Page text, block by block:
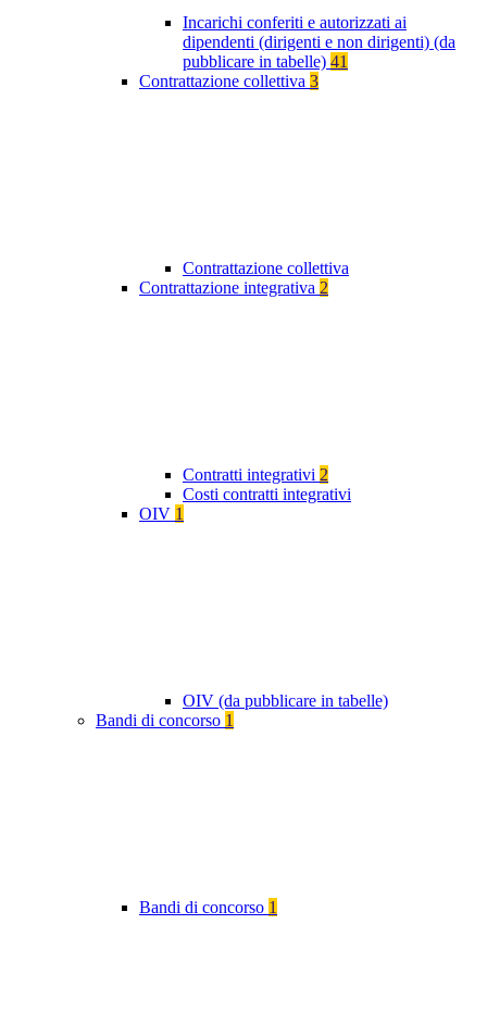
Incarichi conferiti e autorizzati ai
dipendenti (dirigenti e non dirigenti) (da
pubblicare in tabelle) 41
Contrattazione collettiva 3
Contrattazione collettiva
Contrattazione integrativa 2
Contratti integrativi 2
Costi contratti integrativi
OIV 1
OIV (da pubblicare in tabelle)
Bandi di concorso 1
Bandi di concorso 1